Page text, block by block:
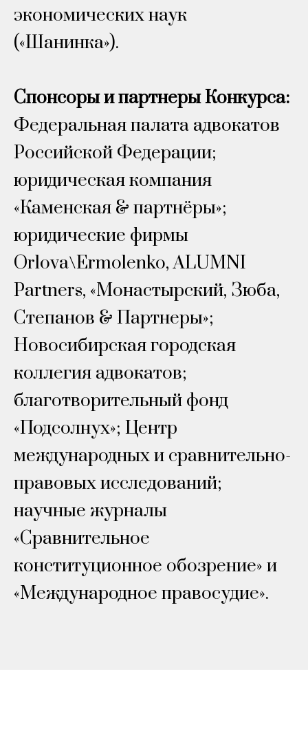
экономических наук
(«Шанинка»).
Спонсоры и партнеры Конкурса:
Федеральная палата адвокатов
Российской Федерации;
юридическая компания
«Каменская & партнёры»;
юридические фирмы
Orlova\Ermolenko, ALUMNI
Partners, «Монастырский, Зюба,
Степанов & Партнеры»;
Новосибирская городская
коллегия адвокатов;
благотворительный фонд
«Подсолнух»; Центр
международных и сравнительно-
правовых исследований;
научные журналы
«Сравнительное
конституционное обозрение» и
«Международное правосудие».